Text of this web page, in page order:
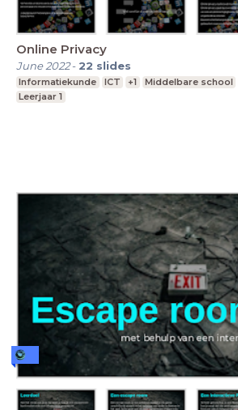
Online Privacy
June 2022- 22 slides
Informatiekunde ICT +1 Middelbare school
Leerjaar 1